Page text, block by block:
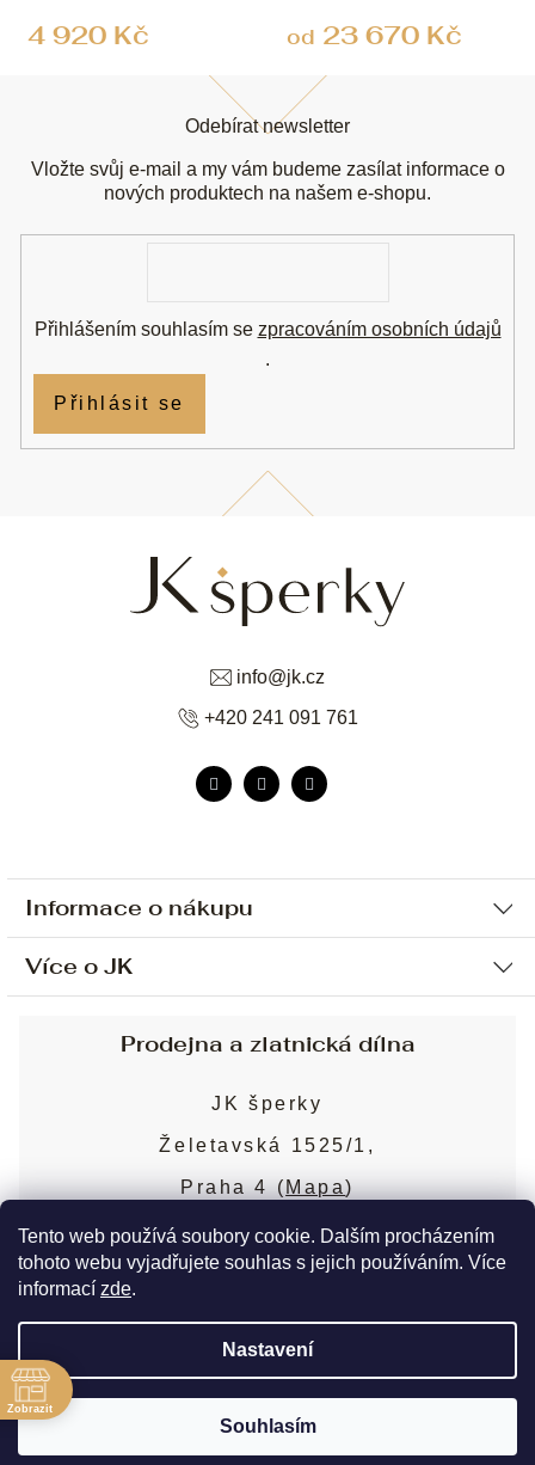
Tento web používá soubory cookie. Dalším procházením
tohoto webu vyjadřujete souhlas s jejich používáním. Více
informací zde.
Nastavení
Souhlasím
4 920 Kč od 23 670 Kč
Informace o nákupu
Ochrana osobních údajů
Sjednání osobní schůzky
Obchodní podmínky
Puncovní značky
Více o JK
Blog
Nejčastější dotazy
info@jk.cz
+420 241 091 761
Odebírat newsletter
Vložte svůj e-mail a my vám budeme zasílat informace o
nových produktech na našem e-shopu.
Přihlášením souhlasím se zpracováním osobních údajů
.
Přihlásit se
Prodejna a zlatnická dílna
JK šperky
Želetavská 1525/1,
Praha 4 (Mapa)
Více o prodejně
Copyright 2026JK šperky. Všechna práva
vyhrazena. Upravit nastavení cookies
Vytvořil Shoptet Premium
Zobrazit